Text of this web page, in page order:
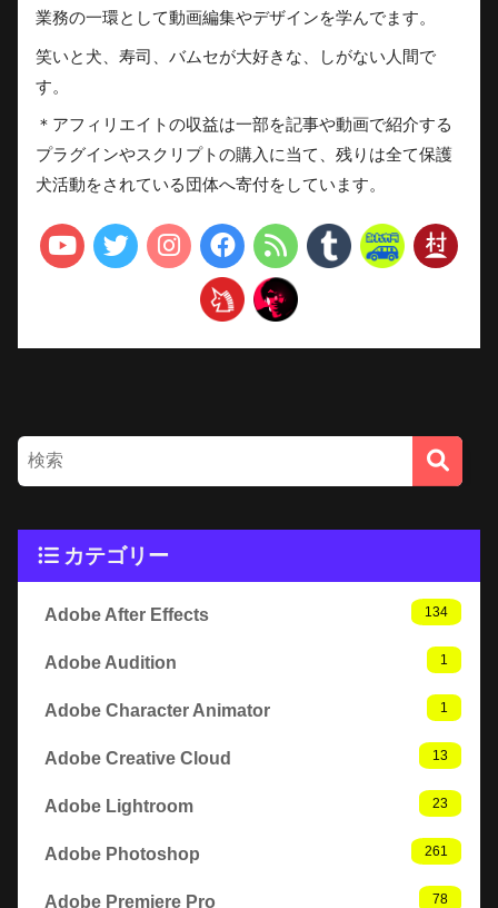
業務の一環として動画編集やデザインを学んでます。
笑いと犬、寿司、バムセが大好きな、しがない人間で
す。
＊アフィリエイトの収益は一部を記事や動画で紹介する
プラグインやスクリプトの購入に当て、残りは全て保護
犬活動をされている団体へ寄付をしています。
カテゴリー
Adobe After Effects 134
Adobe Audition 1
Adobe Character Animator 1
Adobe Creative Cloud 13
Adobe Lightroom 23
Adobe Photoshop 261
Adobe Premiere Pro 78